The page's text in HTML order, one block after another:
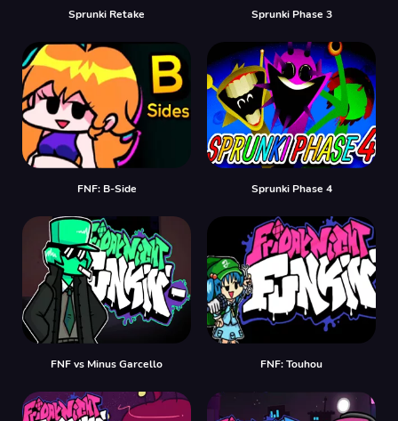
Sprunki Retake Sprunki Phase 3
FNF: B-Side Sprunki Phase 4
FNF vs Minus Garcello FNF: Touhou